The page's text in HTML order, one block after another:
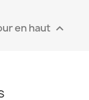
en haut 